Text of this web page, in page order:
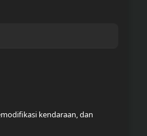
kendaraan, dan